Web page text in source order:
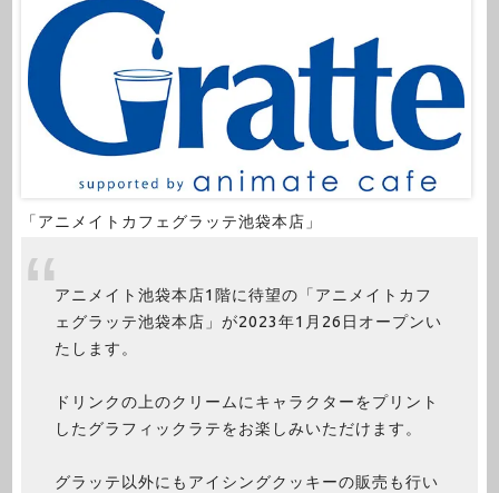
「アニメイトカフェグラッテ池袋本店」
アニメイト池袋本店1階に待望の「アニメイトカフ
ェグラッテ池袋本店」が2023年1月26日オープンい
たします。
ドリンクの上のクリームにキャラクターをプリント
したグラフィックラテをお楽しみいただけます。
グラッテ以外にもアイシングクッキーの販売も行い